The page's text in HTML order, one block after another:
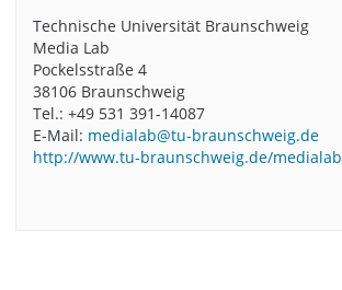
Technische Universität Braunschweig
Media Lab
Pockelsstraße 4
38106 Braunschweig
Tel.: +49 531 391-14087
E-Mail: medialab@tu-braunschweig.de
http://www.tu-braunschweig.de/medialab